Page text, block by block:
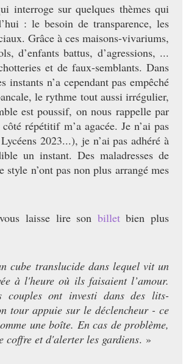
interroge sur quelques thèmes qui
: le besoin de transparence, les
Grâce à ces maisons-vivariums,
d’enfants battus, d’agressions, ...
et de faux-semblants. Dans
n’a cependant pas empêché
le rythme tout aussi irrégulier,
est poussif, on nous rappelle par
répétitif m’a agacée. Je n’ai pas
2023...), je n’ai pas adhéré à
un instant. Des maladresses de
n’ont pas non plus arrangé mes
laisse lire son billetbien plus
cube translucide dans lequel vit un
à l'heure où ils faisaient l’amour.
couples ont investi dans des lits-
tour appuie sur le déclencheur - ce
une boîte. En cas de problème,
et d'alerter les gardiens. »